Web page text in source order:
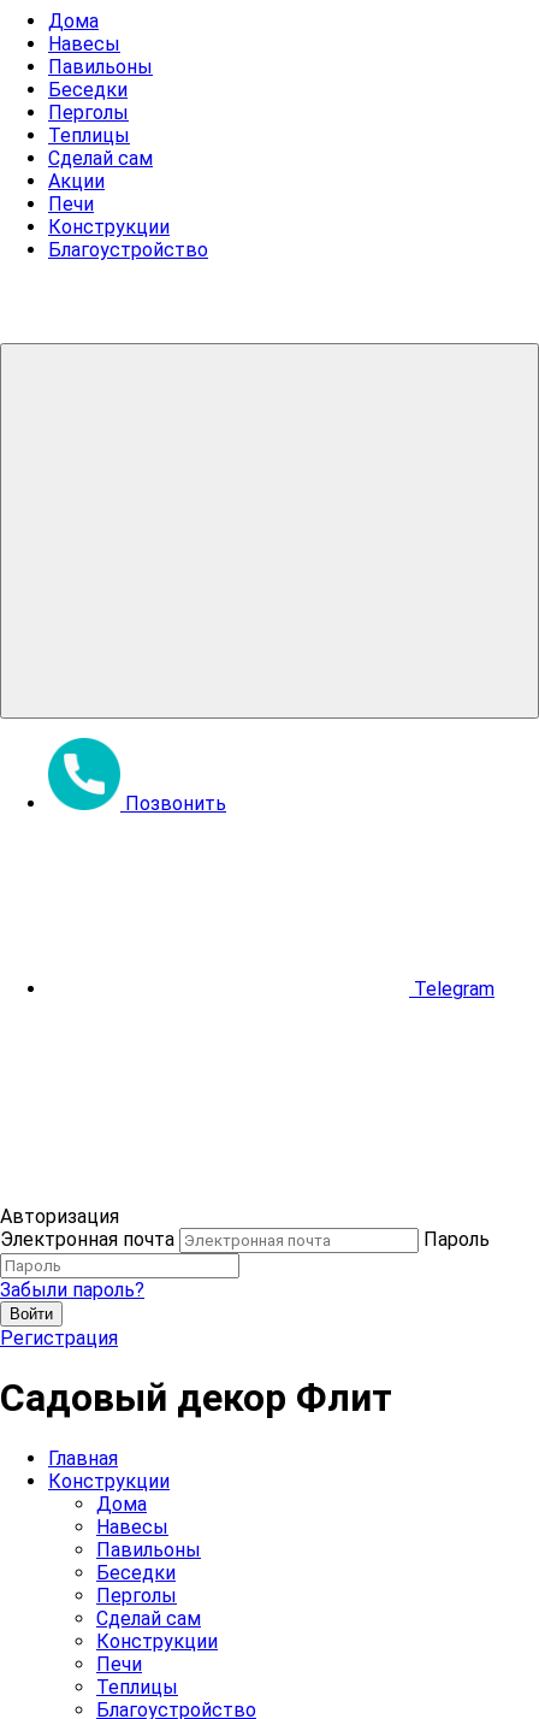
Дома
Навесы
Павильоны
Беседки
Перголы
Теплицы
Сделай сам
Акции
Печи
Конструкции
Благоустройство
Позвонить
Telegram
Авторизация
Электронная почта
Пароль
Забыли пароль?
Войти
Регистрация
Садовый декор Флит
Главная
Конструкции
Дома
Навесы
Павильоны
Беседки
Перголы
Сделай сам
Конструкции
Печи
Теплицы
Благоустройство